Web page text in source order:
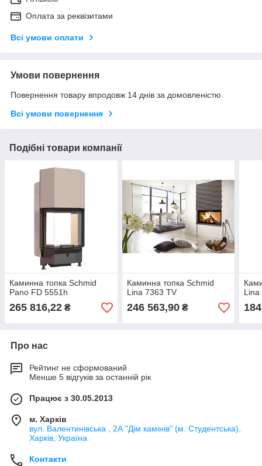
Оплата за реквізитами
Всі умови оплати
Умови повернення
Повернення товару впродовж 14 днів за домовленістю
Всі умови повернення
Подібні товари компанії
Каминна топка Schmid
Pano FD 5551h
265 816,22 ₴
Каминна топка Schmid
Lina 7363 TV
246 563,90₴
Lina
Про нас
Рейтинг не сформований
Менше 5 відгуків за останній рік
Працює з 30.05.2013
м. Харків
вул. Валентинівська , 2А "Дім камінів" (м. Студентська),
Харків, Україна
Контакти